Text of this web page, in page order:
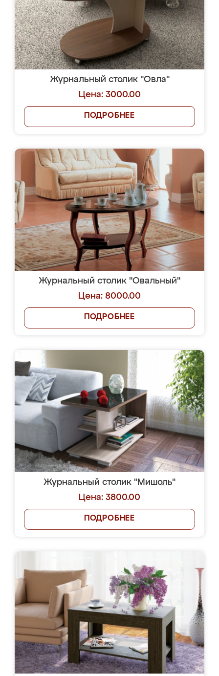
Журнальный столик "Овла"
Цена: 3000.00
ПОДРОБНЕЕ
Журнальный столик "Овальный"
Цена: 8000.00
ПОДРОБНЕЕ
Журнальный столик "Мишоль"
Цена: 3800.00
ПОДРОБНЕЕ